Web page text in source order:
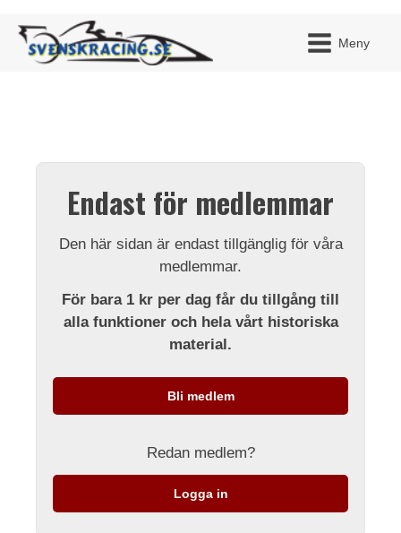
Meny
Endast för medlemmar
Den här sidan är endast tillgänglig för våra
medlemmar.
För bara 1 kr per dag får du tillgång till
alla funktioner och hela vårt historiska
material.
Bli medlem
Redan medlem?
Logga in